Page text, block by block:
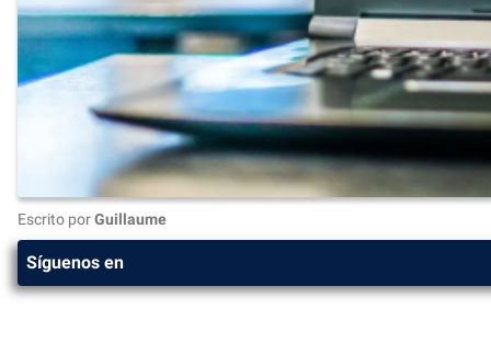
Escrito porGuillaume
Síguenos en